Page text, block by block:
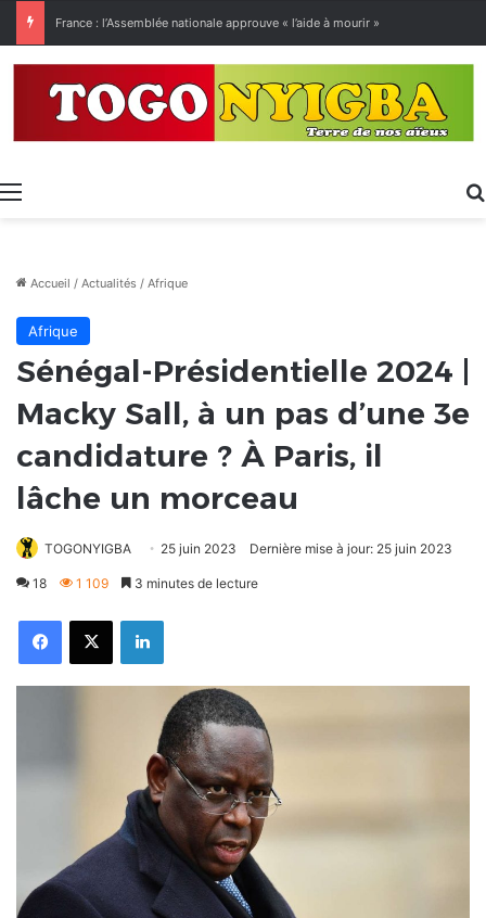
Menu
Accueil / Actualités / Afrique
Afrique
Sénégal-Présidentielle 2024 |
Macky Sall, à un pas d’une 3e
candidature ? À Paris, il
lâche un morceau
TOGONYIGBA 25 juin 2023 Dernière mise à jour: 25 juin 2023
18 1 109 3 minutes de lecture
FacebookX Linkedin